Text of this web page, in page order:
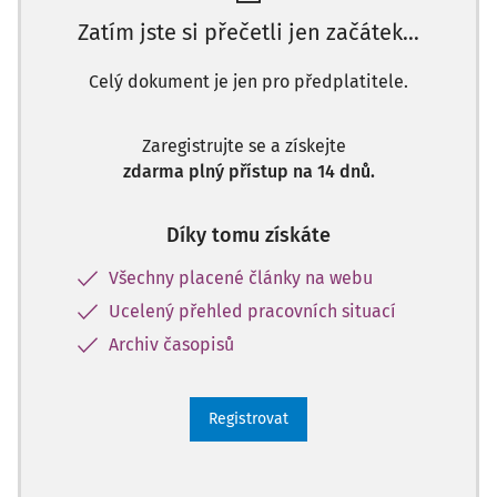
Zatím jste si přečetli jen začátek…
Celý dokument je jen pro předplatitele.
Zaregistrujte se a získejte
zdarma plný přístup na 14 dnů.
Díky tomu získáte
Všechny placené články na webu
Ucelený přehled pracovních situací
Archiv časopisů
Registrovat